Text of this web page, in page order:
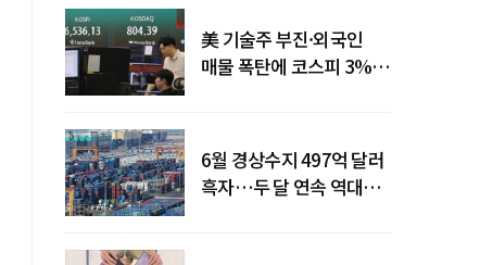
美 기술주 부진·외국인
매물 폭탄에 코스피 3%대
6월 경상수지 497억 달러
흑자…두 달 연속 역대